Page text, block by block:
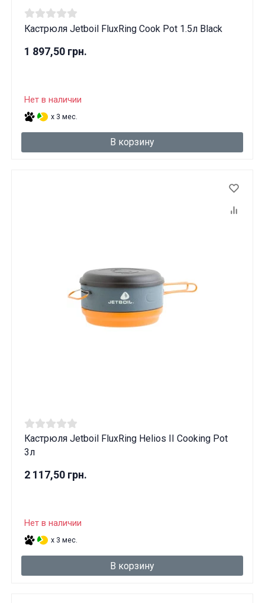
Кастрюля Jetboil FluxRing Cook Pot 1.5л Black
1 897,50 грн.
Нет в наличии
x 3 мес.
В корзину
Кастрюля Jetboil FluxRing Helios II Cooking Pot
3л
2 117,50 грн.
Нет в наличии
x 3 мес.
В корзину